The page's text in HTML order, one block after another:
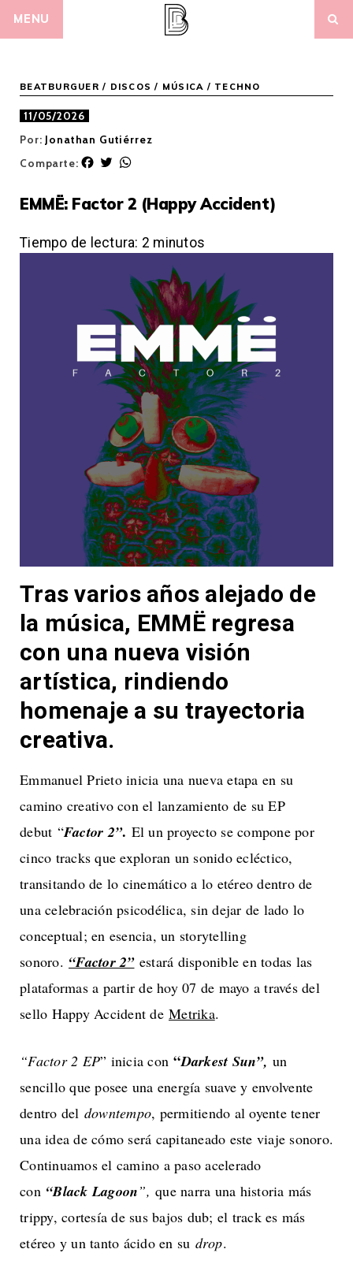
MENU
BEATBURGUER / DISCOS / MÚSICA / TECHNO
11/05/2026
Por: Jonathan Gutiérrez
Comparte:
F
e
o
o
T
t
e
r
t
A
p
EMMË: Factor 2 (Happy Accident)
Tiempo de lectura: 2 minutos
Tras varios años alejado de
la música, EMMË regresa
con una nueva visión
artística, rindiendo
homenaje a su trayectoria
creativa.
Emmanuel Prieto inicia una nueva etapa en su
camino creativo con el lanzamiento de su EP
debut “Factor 2”. El un proyecto se compone por
cinco tracks que exploran un sonido ecléctico,
transitando de lo cinemático a lo etéreo dentro de
una celebración psicodélica, sin dejar de lado lo
conceptual; en esencia, un storytelling
sonoro. “Factor 2”estará disponible en todas las
plataformas a partir de hoy 07 de mayo a través del
sello Happy Accident de Metrika.
“Factor 2 EP” inicia con“Darkest Sun”, un
sencillo que posee una energía suave y envolvente
dentro del downtempo, permitiendo al oyente tener
una idea de cómo será capitaneado este viaje sonoro.
Continuamos el camino a paso acelerado
con “Black Lagoon”, que narra una historia más
trippy, cortesía de sus bajos dub; el track es más
etéreo y un tanto ácido en su drop.